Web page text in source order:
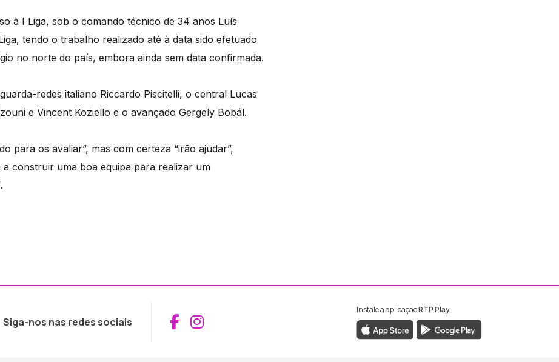
à I Liga, sob o comando técnico de 34 anos Luís
tendo o trabalho realizado até à data sido efetuado
no norte do país, embora ainda sem data confirmada.
redes italiano Riccardo Piscitelli, o central Lucas
e Vincent Koziello e o avançado Gergely Bobál.
para os avaliar”, mas com certeza “irão ajudar”,
construir uma boa equipa para realizar um
Siga-nos nas redes sociais Aceder ao Facebook da RTP Madeira
Aceder ao Instagram da RTP Madeira
Instale a aplicaçãoRTP Play